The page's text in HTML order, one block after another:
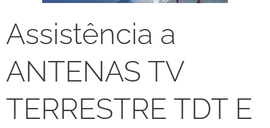
Assistência a
ANTENAS TV
TERRESTRE TDT E